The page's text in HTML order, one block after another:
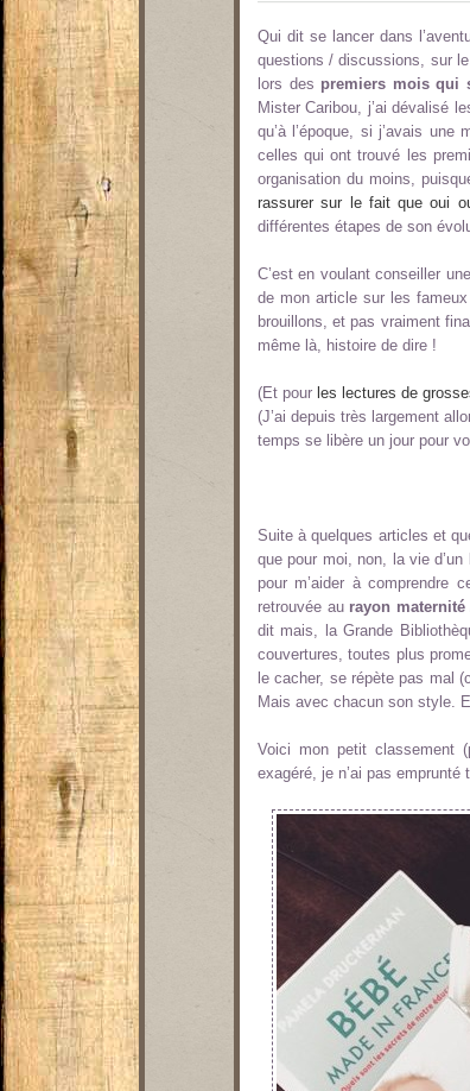
Qui dit se lancer dans
questions / discussions, sur
lors des premiers mois qui
Mister Caribou, j’ai dévalisé
qu’à l’époque, si j’avais
celles qui ont trouvé les
organisation du moins,
rassurer sur le fait que oui
différentes étapes de son
C’est en voulant conseiller
de mon article sur les
brouillons, et pas vraiment
même là, histoire de dire !
(Et pour les lectures de
(J’ai depuis très largement
temps se libère un jour pour
Suite à quelques articles et
que pour moi, non, la vie
pour m’aider à comprendre
retrouvée au rayon
dit mais, la Grande
couvertures, toutes plus
le cacher, se répète pas mal
Mais avec chacun son style.
Voici mon petit classement
exagéré, je n’ai pas emprunté